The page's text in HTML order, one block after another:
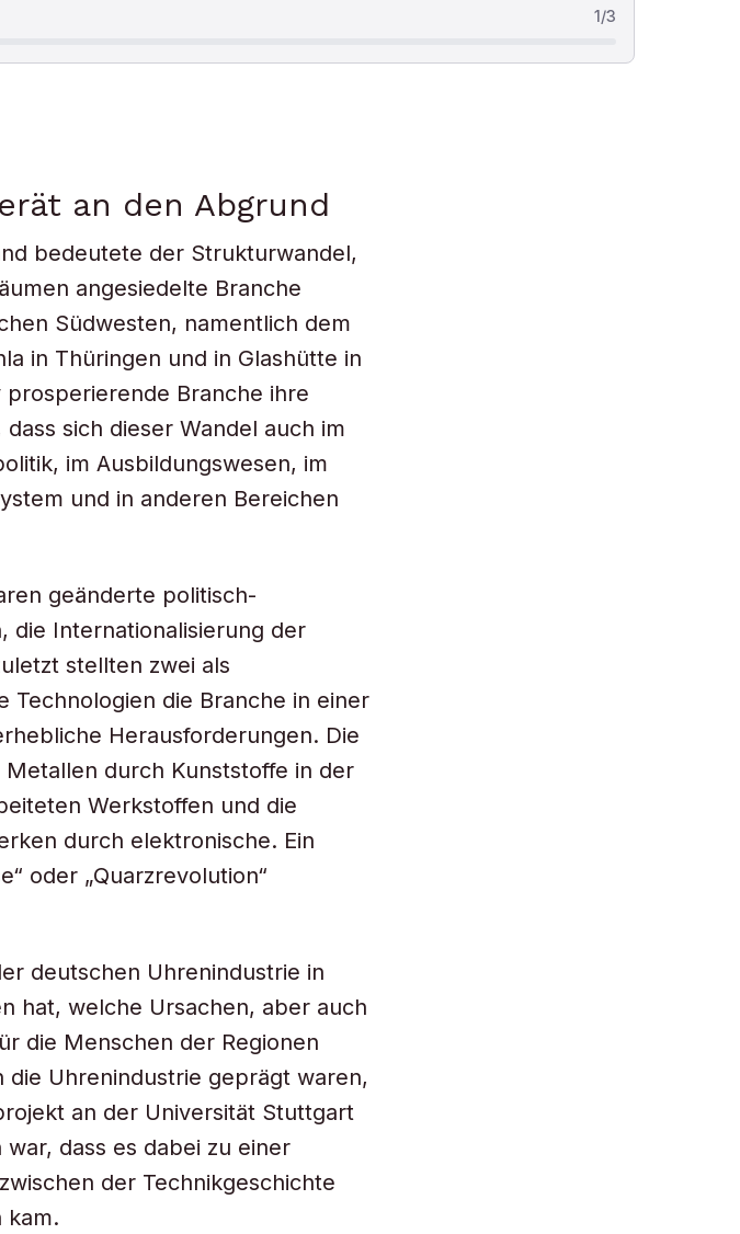
1/3
an den Abgrund
bedeutete der Strukturwandel,
angesiedelte Branche
Südwesten, namentlich dem
in Thüringen und in Glashütte in
Branche ihre
sich dieser Wandel auch im
im Ausbildungswesen, im
und in anderen Bereichen
geänderte politisch-
die Internationalisierung der
stellten zwei als
Technologien die Branche in einer
Herausforderungen. Die
durch Kunststoffe in der
Werkstoffen und die
durch elektronische. Ein
oder „Quarzrevolution“
deutschen Uhrenindustrie in
hat, welche Ursachen, aber auch
die Menschen der Regionen
Uhrenindustrie geprägt waren,
an der Universität Stuttgart
dass es dabei zu einer
der Technikgeschichte
kam.